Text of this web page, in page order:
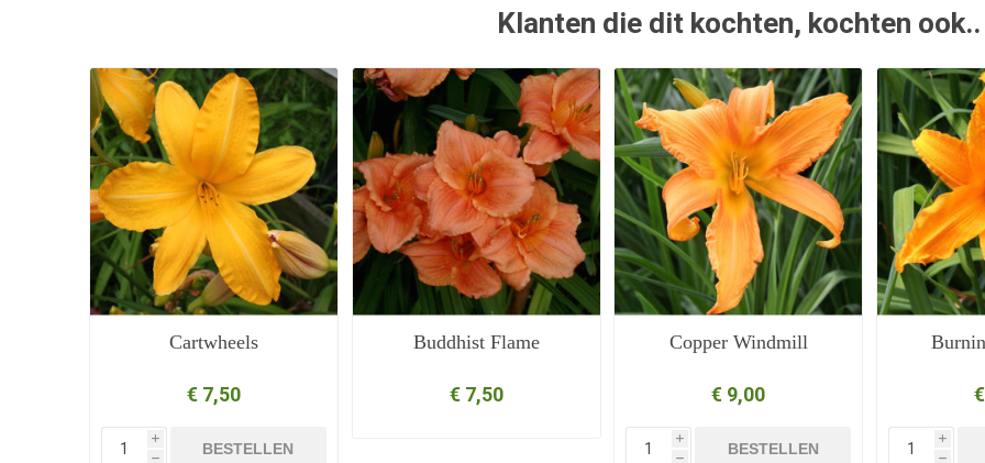
Klanten die dit kochten, kochten ook..
Cartwheels
€ 7,50
i
h
BESTELLEN
Buddhist Flame
€ 7,50
Copper Windmill
€ 9,00
i
h
BESTELLEN
i
h